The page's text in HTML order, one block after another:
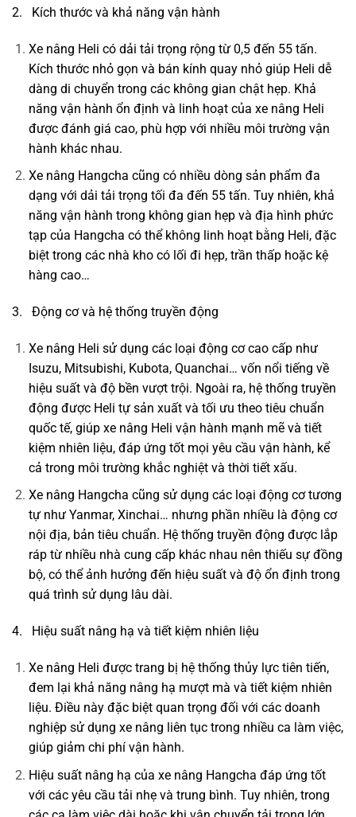
2. Kích thước và khả năng vận hành
Xe nâng Heli có dải tải trọng rộng từ 0,5 đến 55 tấn.
Kích thước nhỏ gọn và bán kính quay nhỏ giúp Heli dễ
dàng di chuyển trong các không gian chật hẹp. Khả
năng vận hành ổn định và linh hoạt của xe nâng Heli
được đánh giá cao, phù hợp với nhiều môi trường vận
hành khác nhau.
Xe nâng Hangcha cũng có nhiều dòng sản phẩm đa
dạng với dải tải trọng tối đa đến 55 tấn. Tuy nhiên, khả
năng vận hành trong không gian hẹp và địa hình phức
tạp của Hangcha có thể không linh hoạt bằng Heli, đặc
biệt trong các nhà kho có lối đi hẹp, trần thấp hoặc kệ
hàng cao…
3. Động cơ và hệ thống truyền động
Xe nâng Heli sử dụng các loại động cơ cao cấp như
Isuzu, Mitsubishi, Kubota, Quanchai… vốn nổi tiếng về
hiệu suất và độ bền vượt trội. Ngoài ra, hệ thống truyền
động được Heli tự sản xuất và tối ưu theo tiêu chuẩn
quốc tế, giúp xe nâng Heli vận hành mạnh mẽ và tiết
kiệm nhiên liệu, đáp ứng tốt mọi yêu cầu vận hành, kể
cả trong môi trường khắc nghiệt và thời tiết xấu.
Xe nâng Hangcha cũng sử dụng các loại động cơ tương
tự như Yanmar, Xinchai… nhưng phần nhiều là động cơ
nội địa, bản tiêu chuẩn. Hệ thống truyền động được lắp
ráp từ nhiều nhà cung cấp khác nhau nên thiếu sự đồng
bộ, có thể ảnh hưởng đến hiệu suất và độ ổn định trong
quá trình sử dụng lâu dài.
4. Hiệu suất nâng hạ và tiết kiệm nhiên liệu
Xe nâng Heli được trang bị hệ thống thủy lực tiên tiến,
đem lại khả năng nâng hạ mượt mà và tiết kiệm nhiên
liệu. Điều này đặc biệt quan trọng đối với các doanh
nghiệp sử dụng xe nâng liên tục trong nhiều ca làm việc,
giúp giảm chi phí vận hành.
Hiệu suất nâng hạ của xe nâng Hangcha đáp ứng tốt
với các yêu cầu tải nhẹ và trung bình. Tuy nhiên, trong